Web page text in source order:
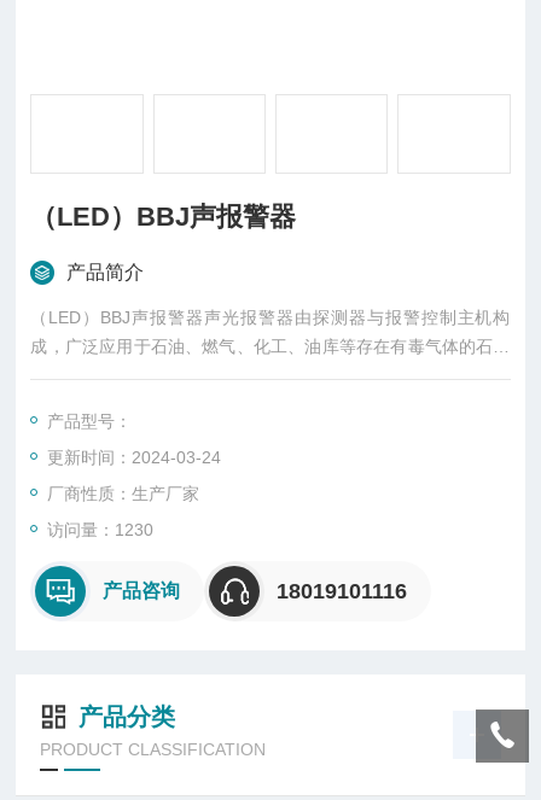
（LED）BBJ声报警器
产品简介
（LED）BBJ声报警器声光报警器由探测器与报警控制主机构
成，广泛应用于石油、燃气、化工、油库等存在有毒气体的石油
化工行业，用以检测室内外危险场所的泄漏情况，是保证生产和
信号转换成电压信号或电流信号传送到报警仪表，仪器显示出有
毒气体爆炸下限的百分比浓度值。
产品型号：
更新时间：2024-03-24
厂商性质：生产厂家
访问量：1230
产品咨询 18019101116
产品分类
PRODUCT CLASSIFICATION